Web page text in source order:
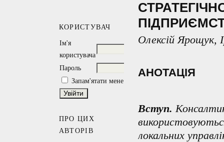
КОРИСТУВАЧ
Ім'я
користувача
Пароль
Запам'ятати мене
ПРО ЦИХ
АВТОРІВ
Олексій Ярощук,
АНОТАЦІЯ
Вступ.
локальних